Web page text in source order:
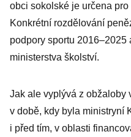
obci sokolské je určena
Konkrétní rozdělování
podpory sportu
ministerstva školství.
Jak ale vyplývá z obžaloby
v době, kdy byla ministryní
i před tím, v oblasti